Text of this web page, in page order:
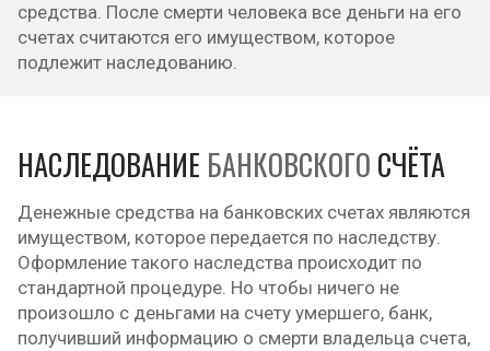
средства. После смерти человека все деньги на его
счетах считаются его имуществом, которое
подлежит наследованию.
НАСЛЕДОВАНИЕ БАНКОВСКОГО СЧЁТА
Денежные средства на банковских счетах являются
имуществом, которое передается по наследству.
Оформление такого наследства происходит по
стандартной процедуре. Но чтобы ничего не
произошло с деньгами на счету умершего, банк,
получивший информацию о смерти владельца счета,